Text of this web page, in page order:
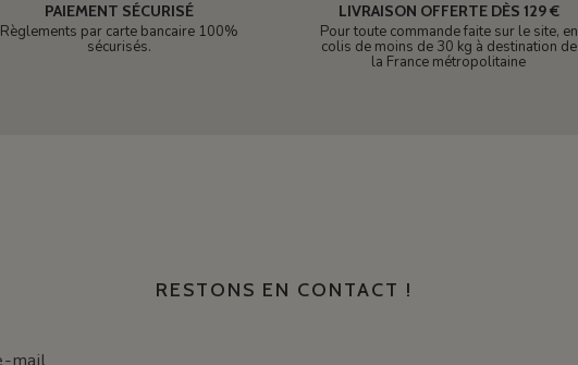
PAIEMENT SÉCURISÉ
Règlements par carte bancaire 100%
sécurisés.
LIVRAISON OFFERTE DÈS 129 €
Pour toute commande faite sur le site, en
colis de moins de 30 kg à destination de
la France métropolitaine
RESTONS EN CONTACT !